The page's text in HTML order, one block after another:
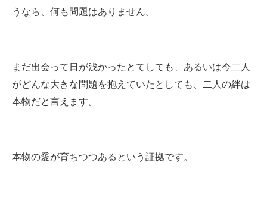
うなら、何も問題はありません。
まだ出会って日が浅かったとてしても、あるいは今二人
がどんな大きな問題を抱えていたとしても、二人の絆は
本物だと言えます。
本物の愛が育ちつつあるという証拠です。